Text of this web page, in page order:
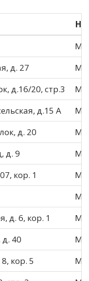
МО
д. 27
МО
д.16/20, стр.3
МО
д.15 А
МО
д. 20
МО
д. 9
МО
кор. 1
МО
МО
д. 6, кор. 1
МО
40
МО
кор. 5
МО